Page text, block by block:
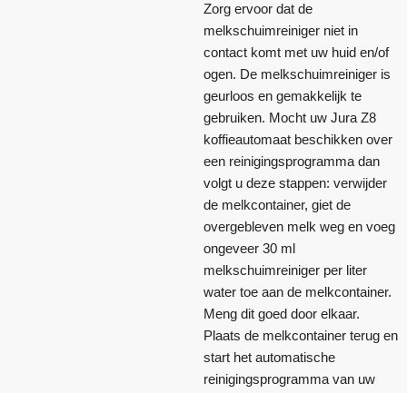
Zorg ervoor dat de
melkschuimreiniger niet in
contact komt met uw huid en/of
ogen. De melkschuimreiniger is
geurloos en gemakkelijk te
gebruiken. Mocht uw Jura Z8
koffieautomaat beschikken over
een reinigingsprogramma dan
volgt u deze stappen: verwijder
de melkcontainer, giet de
overgebleven melk weg en voeg
ongeveer 30 ml
melkschuimreiniger per liter
water toe aan de melkcontainer.
Meng dit goed door elkaar.
Plaats de melkcontainer terug en
start het automatische
reinigingsprogramma van uw